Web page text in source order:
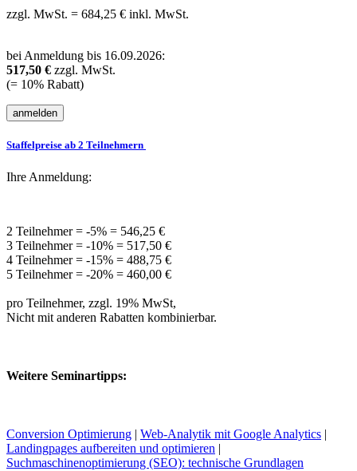
zzgl. MwSt. = 684,25 € inkl. MwSt.
bei Anmeldung bis 16.09.2026:
517,50 € zzgl. MwSt.
(= 10% Rabatt)
Staffelpreise ab 2 Teilnehmern
Ihre Anmeldung:
2 Teilnehmer = -5% = 546,25 €
3 Teilnehmer = -10% = 517,50 €
4 Teilnehmer = -15% = 488,75 €
5 Teilnehmer = -20% = 460,00 €
pro Teilnehmer, zzgl. 19% MwSt,
Nicht mit anderen Rabatten kombinierbar.
Weitere Seminartipps:
Conversion Optimierung | Web-Analytik mit Google Analytics |
Landingpages aufbereiten und optimieren |
Suchmaschinenoptimierung (SEO): technische Grundlagen